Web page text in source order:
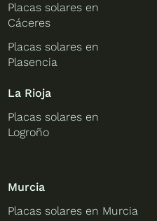
Placas solares en
Cáceres
Placas solares en
Plasencia
La Rioja
Placas solares en
Logroño
Murcia
Placas solares en Murcia